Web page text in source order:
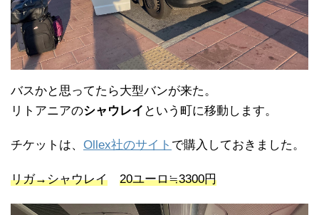
バスかと思ってたら大型バンが来た。
リトアニアのシャウレイ という町に移動します。
チケットは、 Ollex社のサイト で購入しておきました。
リガ→シャウレイ 20ユーロ≒3300円